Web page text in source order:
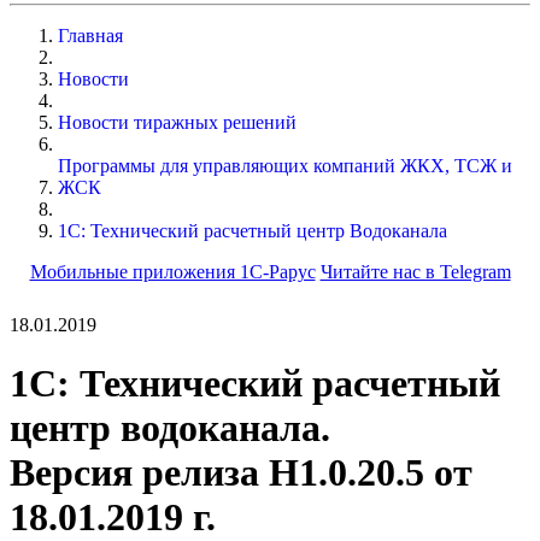
Главная
Новости
Новости тиражных решений
Программы для управляющих компаний ЖКХ, ТСЖ и
ЖСК
1С: Технический расчетный центр Водоканала
Мобильные приложения 1С-Рарус Читайте нас в Telegram
18.01.2019
1С: Технический расчетный
центр водоканала.
Версия релиза Н1.0.20.5 от
18.01.2019 г.